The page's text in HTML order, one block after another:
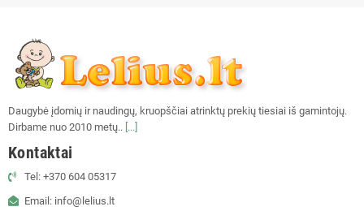
Daugybė įdomių ir naudingų, kruopščiai atrinktų prekių tiesiai iš gamintojų.
Dirbame nuo 2010 metų.. [...]
Kontaktai
Tel: +370 604 05317
Email: info@lelius.lt